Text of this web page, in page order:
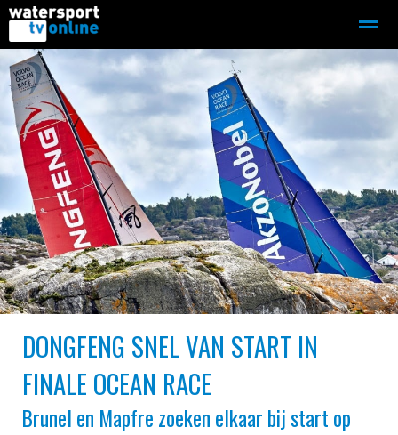
Zeilen Motorboot-sloep Adverteren Redactie
Home Contact Bellen Zoeken
DONGFENG SNEL VAN START IN
FINALE OCEAN RACE
Brunel en Mapfre zoeken elkaar bij start op